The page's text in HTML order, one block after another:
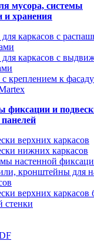
мусора, системы
и хранения
для каркасов с
для каркасов с
креплением к фасаду
фиксации и
верхних каркасов
нижних каркасов
настенной
кронштейны для
верхних каркасов
стенки